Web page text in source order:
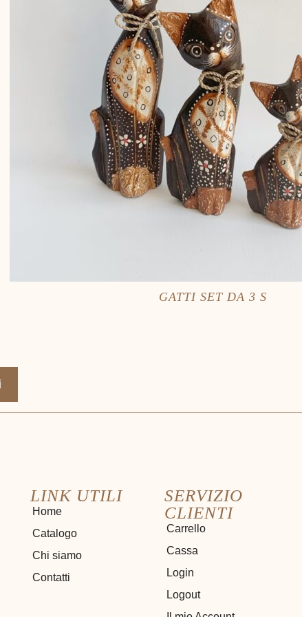
GATTI SET DA 3 S
LINK UTILI
Home
Catalogo
Chi siamo
Contatti
SERVIZIO
CLIENTI
Carrello
Cassa
Login
Logout